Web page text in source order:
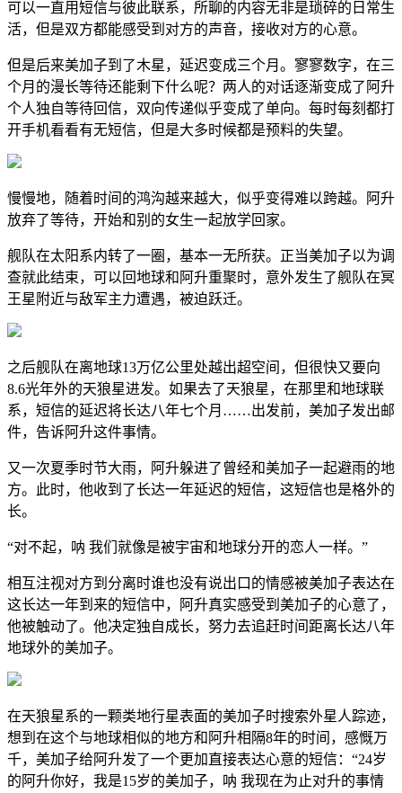
可以一直用短信与彼此联系，所聊的内容无非是琐碎的日常生
活，但是双方都能感受到对方的声音，接收对方的心意。
但是后来美加子到了木星，延迟变成三个月。寥寥数字，在三
个月的漫长等待还能剩下什么呢？两人的对话逐渐变成了阿升
个人独自等待回信，双向传递似乎变成了单向。每时每刻都打
开手机看看有无短信，但是大多时候都是预料的失望。
慢慢地，随着时间的鸿沟越来越大，似乎变得难以跨越。阿升
放弃了等待，开始和别的女生一起放学回家。
舰队在太阳系内转了一圈，基本一无所获。正当美加子以为调
查就此结束，可以回地球和阿升重聚时，意外发生了舰队在冥
王星附近与敌军主力遭遇，被迫跃迁。
之后舰队在离地球13万亿公里处越出超空间，但很快又要向
8.6光年外的天狼星进发。如果去了天狼星，在那里和地球联
系，短信的延迟将长达八年七个月……出发前，美加子发出邮
件，告诉阿升这件事情。
又一次夏季时节大雨，阿升躲进了曾经和美加子一起避雨的地
方。此时，他收到了长达一年延迟的短信，这短信也是格外的
长。
“对不起，呐 我们就像是被宇宙和地球分开的恋人一样。”
相互注视对方到分离时谁也没有说出口的情感被美加子表达在
这长达一年到来的短信中，阿升真实感受到美加子的心意了，
他被触动了。他决定独自成长，努力去追赶时间距离长达八年
地球外的美加子。
在天狼星系的一颗类地行星表面的美加子时搜索外星人踪迹，
想到在这个与地球相似的地方和阿升相隔8年的时间，感慨万
千，美加子给阿升发了一个更加直接表达心意的短信：“24岁
的阿升你好，我是15岁的美加子，呐 我现在为止对升的事情